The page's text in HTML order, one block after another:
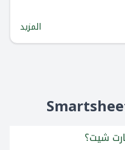
على العمل بدلاً من
المزيد
شيت؟